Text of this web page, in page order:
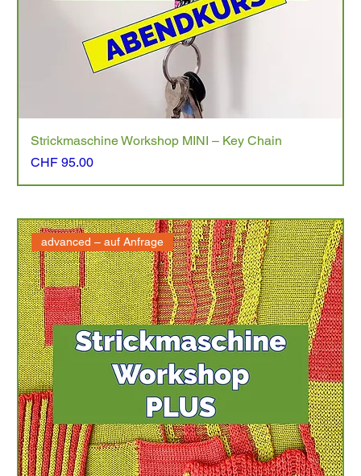
Strickmaschine Workshop MINI – Key Chain
Preis
CHF 95.00
advanced – auf Anfrage